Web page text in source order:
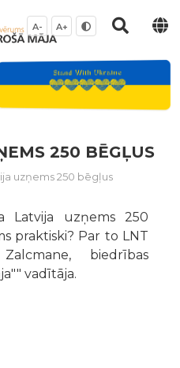
A- A+
250 BĒGĻUS
uzņems 250 bēgļus
Latvija uzņems 250
praktiski? Par to LNT
biedrības
vadītāja.